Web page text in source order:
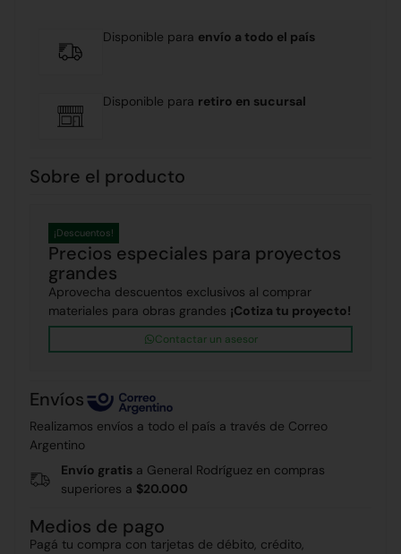
Disponible para envío a todo el país
Disponible para retiro en sucursal
Sobre el producto
Precios especiales para proyectos
grandes
¡Descuentos!
Aprovecha descuentos exclusivos al comprar
materiales para obras grandes ¡Cotiza tu proyecto!
Contactar un asesor
Envíos
Realizamos envíos a todo el país a través de Correo
Argentino
Envío gratis a General Rodríguez en compras
superiores a $20.000
Medios de pago
Pagá tu compra con tarjetas de débito, crédito,